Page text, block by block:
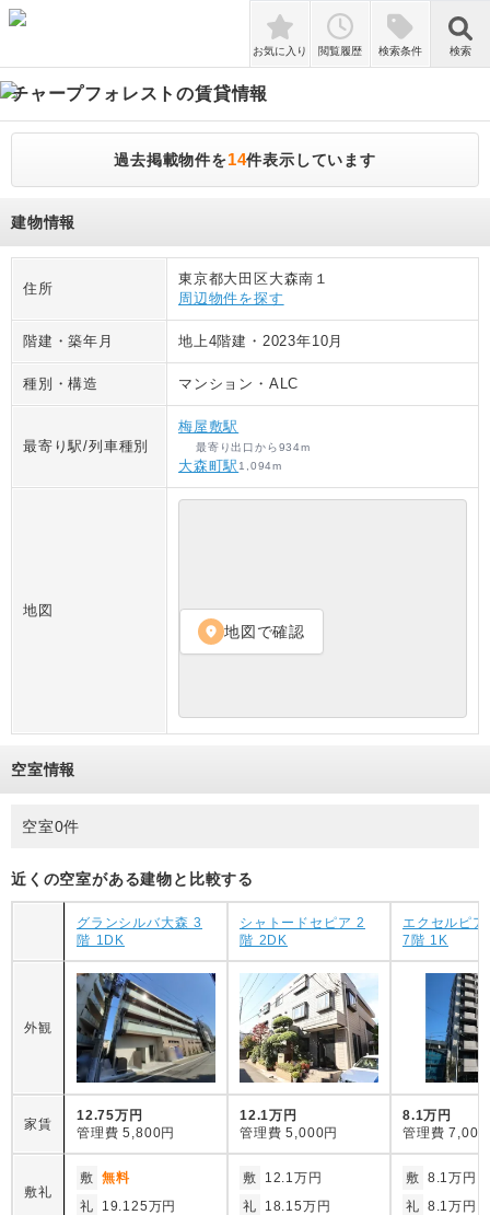
検索
お気に入り 閲覧履歴 検索条件 検索
チャープフォレストの賃貸情報
過去掲載物件を14件表示しています
建物情報
住所
東京都大田区大森南１
周辺物件を探す
階建・築年月 地上4階建 ・ 2023年10月
種別・構造 マンション ・ ALC
最寄り駅/列車種別
梅屋敷駅
最寄り出口から934m
大森町駅1,094m
地図
location_on 地図で確認
空室情報
空室0件
近くの空室がある建物と比較する
グランシルバ大森 3
階 1DK
シャトードセピア 2
階 2DK
エクセルピア
7階 1K
外観
家賃
12.75万円
管理費 5,800円
12.1万円
管理費 5,000円
8.1万円
管理費 7,000
敷礼
敷 無料
礼
19.125万円
敷
12.1万円
礼
18.15万円
敷 8.1万円
礼 8.1万円